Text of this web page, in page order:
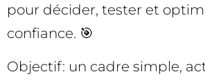
pour décider, tester et
confiance. 🎯
Objectif: un cadre simple,